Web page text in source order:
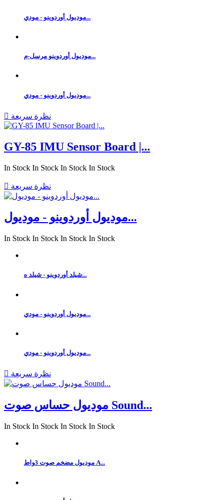
موديول أوردوينو - مودي...
موديول أوردوينو مرسل-م...
موديول أوردوينو - مودي...
 نظرة سريعة
GY-85 IMU Sensor Board |...
In Stock In Stock In Stock In Stock
 نظرة سريعة
موديول أوردوينو - موديول...
In Stock In Stock In Stock In Stock
شيلد أوردوينو - شيلد ه...
موديول أوردوينو - مودي...
موديول أوردوينو - مودي...
 نظرة سريعة
موديول حساس صوت Sound...
In Stock In Stock In Stock In Stock
موديول مضخم صوت 3واط A...